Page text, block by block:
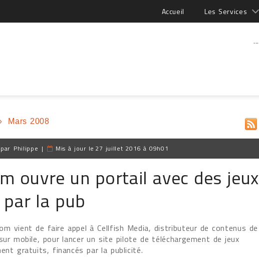
Accueil Les Services
...
Mars 2008
par Philippe | Mis à jour le 27 juillet 2016 à 09h01
ouvre un portail avec des jeux
la pub
vient de faire appel à Cellfish Media, distributeur de contenus de
mobile, pour lancer un site pilote de téléchargement de jeux
gratuits, financés par la publicité.